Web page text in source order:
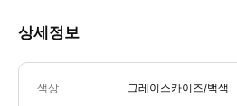
상세정보
색상 그레이스카이즈/백색